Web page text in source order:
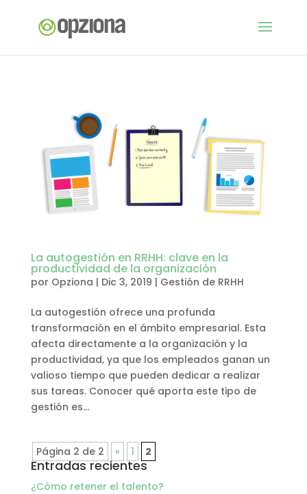
La autogestión en RRHH: clave en la
productividad de la organización
por Opziona | Dic 3, 2019 | Gestión de RRHH
La autogestión ofrece una profunda
transformación en el ámbito empresarial. Esta
afecta directamente a la organización y la
productividad, ya que los empleados ganan un
valioso tiempo que pueden dedicar a realizar
sus tareas. Conocer qué aporta este tipo de
gestión es...
Página 2 de 2 « 1 2
Entradas recientes
¿Cómo retener el talento?